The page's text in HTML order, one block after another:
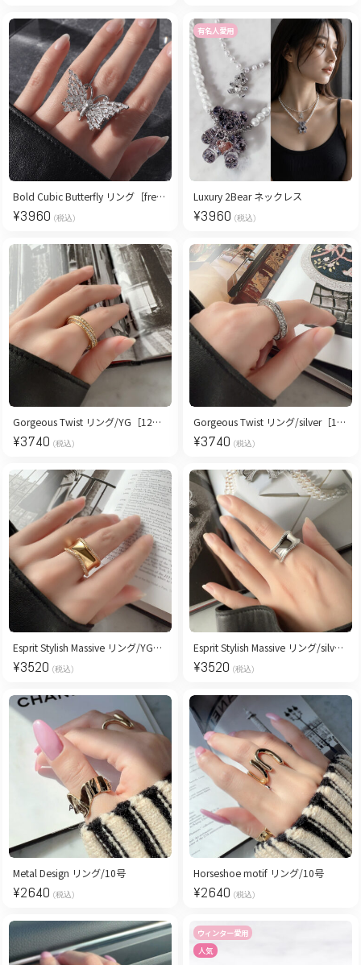
Bold Cubic Butterfly リング［free size］
¥3960 (税込)
有名人愛用
Luxury 2Bear ネックレス
¥3960 (税込)
Gorgeous Twist リング/YG［12号］
¥3740 (税込)
Gorgeous Twist リング/silver［12号］
¥3740 (税込)
Esprit Stylish Massive リング/YG［13号］
¥3520 (税込)
Esprit Stylish Massive リング/silver［13号］
¥3520 (税込)
Metal Design リング/10号
¥2640 (税込)
Horseshoe motif リング/10号
¥2640 (税込)
ウィンター愛用
人気